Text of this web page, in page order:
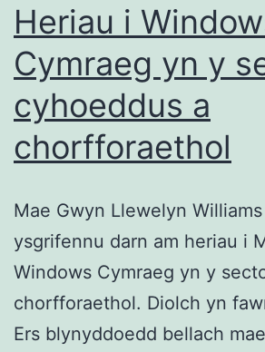
Heriau i
Cymraeg yn y
cyhoeddus a
chorfforaethol
Mae Gwyn Llewelyn
ysgrifennu darn am heriau i
Windows Cymraeg yn y
chorfforaethol. Diolch yn
Ers blynyddoedd bellach